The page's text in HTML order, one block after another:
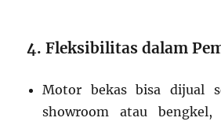
4. Fleksibilitas dalam
Motor bekas bisa dijual
showroom atau bengkel,